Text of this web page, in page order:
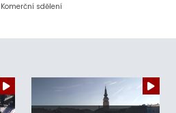
Komerční sdělení